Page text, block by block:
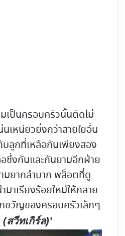
เป็นครอบครัวนั้นตัดไม่
เหนียวยิ่งกว่าสายใยอื่น
บลูกที่เหลือกันเพียงสอง
ซึ่งกันและกันยามอีกฝ่าย
มยากลำบาก พล็อตที่ดู
าเรียงร้อยใหม่ให้กลาย
ขวัญของครอบครัวเล็กๆ
สวีทเกิร์ล)’